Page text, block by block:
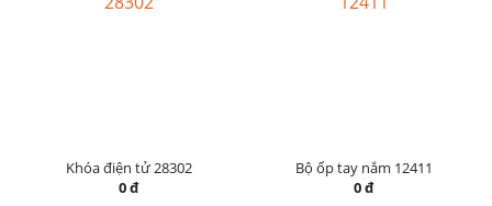
Khóa điện tử 28302
0 đ
Bộ ốp tay nắm 12411
0 đ